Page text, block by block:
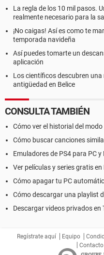
La regla de los 10 mil pasos.
realmente necesario para la
¡No caigas! Así es como te
temporada navideña
Así puedes tomarte un
aplicación
Los científicos descubren
antigüedad en Belice
CONSULTA TAMBIÉN
Cómo ver el historial del
Cómo buscar canciones
Emuladores de PS4 para PC y
Ver películas y series gratis
Cómo apagar tu PC
Cómo descargar una playlist
Descargar videos privados en
Regístrate aquí Equipo
Contacto